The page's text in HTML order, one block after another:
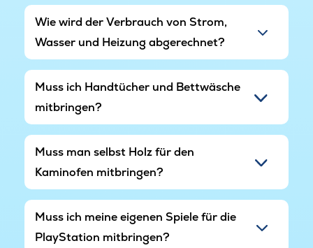
unschlagbares Unterhaltungsangebot zur
Auf dem Grundstück gibt es zudem auch
Hundezwinger mit Hundehütten für eventuell
mitreisende Vierbeiner.
Das Haus hält einen beleuchteten Parkplatz mit
Kapazität für sechs bis acht Autos bereit.
Wie wird der Verbrauch von Strom,
Wasser und Heizung abgerechnet?
Muss ich Handtücher und Bettwäsche
mitbringen?
Muss man selbst Holz für den
Kaminofen mitbringen?
Muss ich meine eigenen Spiele für die
PlayStation mitbringen?